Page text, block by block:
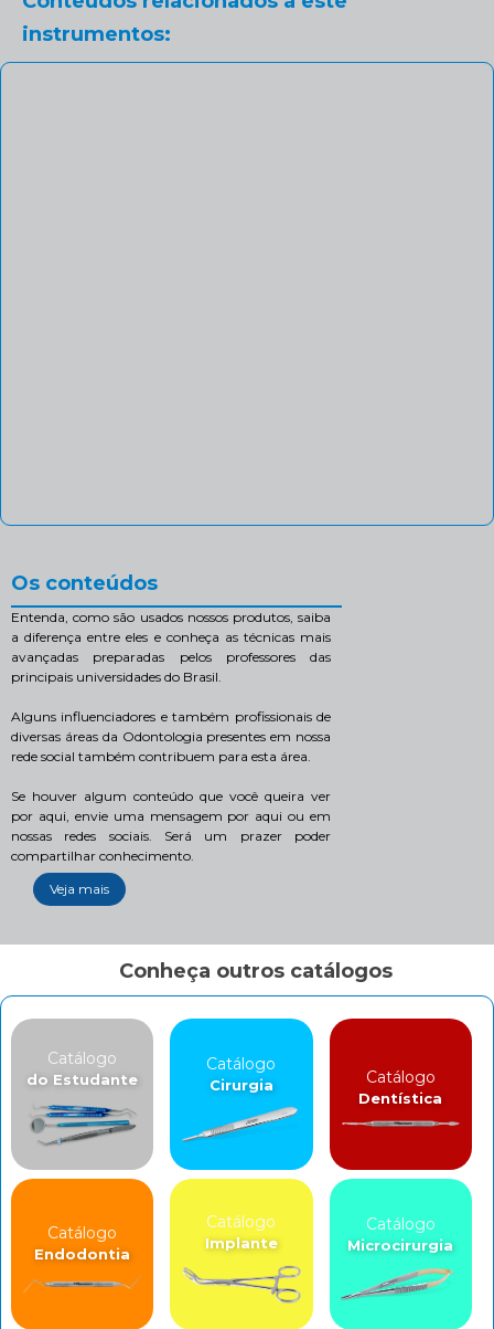
instrumentos:
Os conteúdos
Entenda, como são usados nossos produtos, saiba
a diferença entre eles e conheça as técnicas mais
avançadas preparadas pelos professores das
principais universidades do Brasil.
Alguns influenciadores e também profissionais de
diversas áreas da Odontologia presentes em nossa
rede social também contribuem para esta área.
Se houver algum conteúdo que você queira ver
por aqui, envie uma mensagem por aqui ou em
nossas redes sociais. Será um prazer poder
compartilhar conhecimento.
Veja mais
Conheça outros catálogos
Catálogo
do Estudante
Catálogo
Cirurgia Catálogo
Dentística
Catálogo
Endodontia
Catálogo
Implante
Catálogo
Microcirurgia